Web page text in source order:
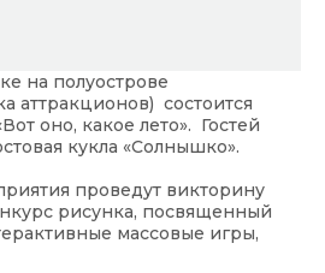
на полуострове
аттракционов) состоится
оно, какое лето». Гостей
кукла «Солнышко».
проведут викторину
рисунка, посвященный
массовые игры,